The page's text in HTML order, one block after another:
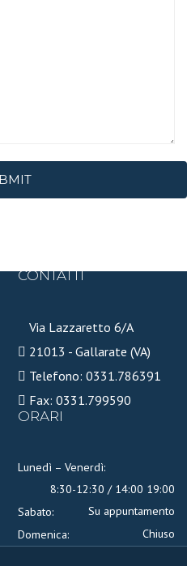
CONTATTI
Via Lazzaretto 6/A
21013 - Gallarate (VA)
Telefono: 0331.786391
Fax: 0331.799590
ORARI
Lunedì – Venerdì:
8:30-12:30 / 14:00 19:00
Sabato:
Su appuntamento
Domenica:
Chiuso